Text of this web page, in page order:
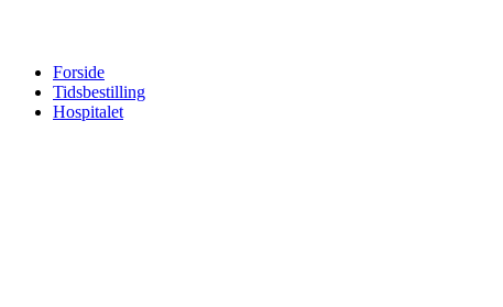
Forside
Tidsbestilling
Hospitalet